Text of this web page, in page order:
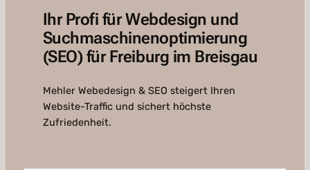
Ihr Profi für Webdesign und
Suchmaschinenoptimierung
(SEO) für Freiburg im Breisgau
Mehler Webedesign & SEO steigert Ihren
Website-Traffic und sichert höchste
Zufriedenheit.